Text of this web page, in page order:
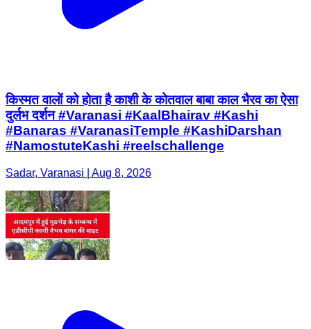
किस्मत वालों को होता है काशी के कोतवाल बाबा काल भैरव का ऐसा
दुर्लभ दर्शन #Varanasi #KaalBhairav #Kashi
#Banaras #VaranasiTemple #KashiDarshan
#NamostuteKashi #reelschallenge
Sadar, Varanasi | Aug 8, 2026